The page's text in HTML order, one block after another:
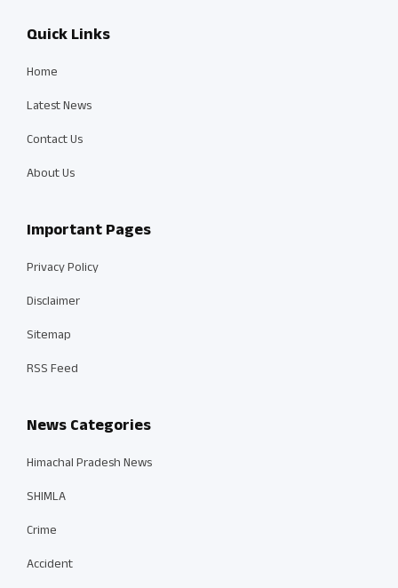
Quick Links
Home
Latest News
Contact Us
About Us
Important Pages
Privacy Policy
Disclaimer
Sitemap
RSS Feed
News Categories
Himachal Pradesh News
SHIMLA
Crime
Accident